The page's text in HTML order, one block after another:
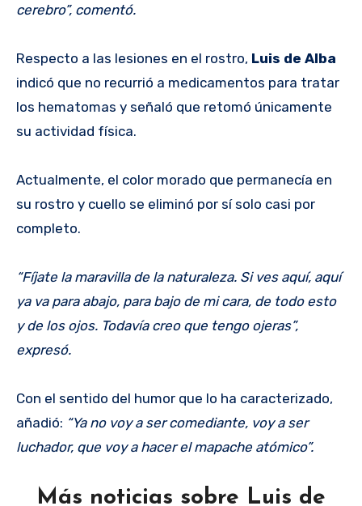
cerebro”, comentó.
Respecto a las lesiones en el rostro, Luis de Alba
indicó que no recurrió a medicamentos para tratar
los hematomas y señaló que retomó únicamente
su actividad física.
Actualmente, el color morado que permanecía en
su rostro y cuello se eliminó por sí solo casi por
completo.
“Fíjate la maravilla de la naturaleza. Si ves aquí, aquí
ya va para abajo, para bajo de mi cara, de todo esto
y de los ojos. Todavía creo que tengo ojeras”,
expresó.
Con el sentido del humor que lo ha caracterizado,
añadió: “Ya no voy a ser comediante, voy a ser
luchador, que voy a hacer el mapache atómico”.
Más noticias sobre Luis de